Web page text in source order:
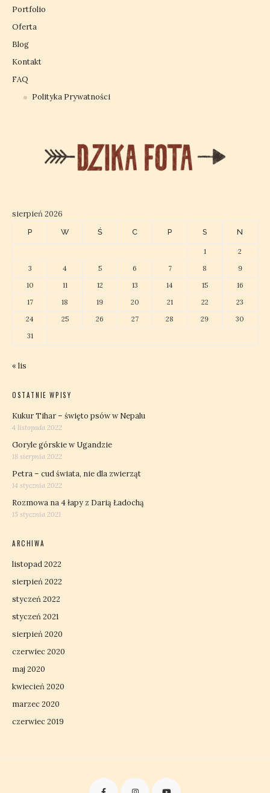
Portfolio
Oferta
Blog
Kontakt
FAQ
Polityka Prywatności
sierpień 2026
P W Ś C P S N
1
2
3
4 5 6 7 8
9
10
11 12 13 14 15
16
17
18 19 20 21 22
23
24
25 26 27 28 29
30
31
« lis
OSTATNIE WPISY
Kukur Tihar – święto psów w Nepalu
4 listopada 2022
Goryle górskie w Ugandzie
18 sierpnia 2022
Petra – cud świata, nie dla zwierząt
14 stycznia 2022
Rozmowa na 4 łapy z Darią Ładochą
15 stycznia 2021
ARCHIWA
listopad 2022
sierpień 2022
styczeń 2022
styczeń 2021
sierpień 2020
czerwiec 2020
maj 2020
kwiecień 2020
marzec 2020
czerwiec 2019